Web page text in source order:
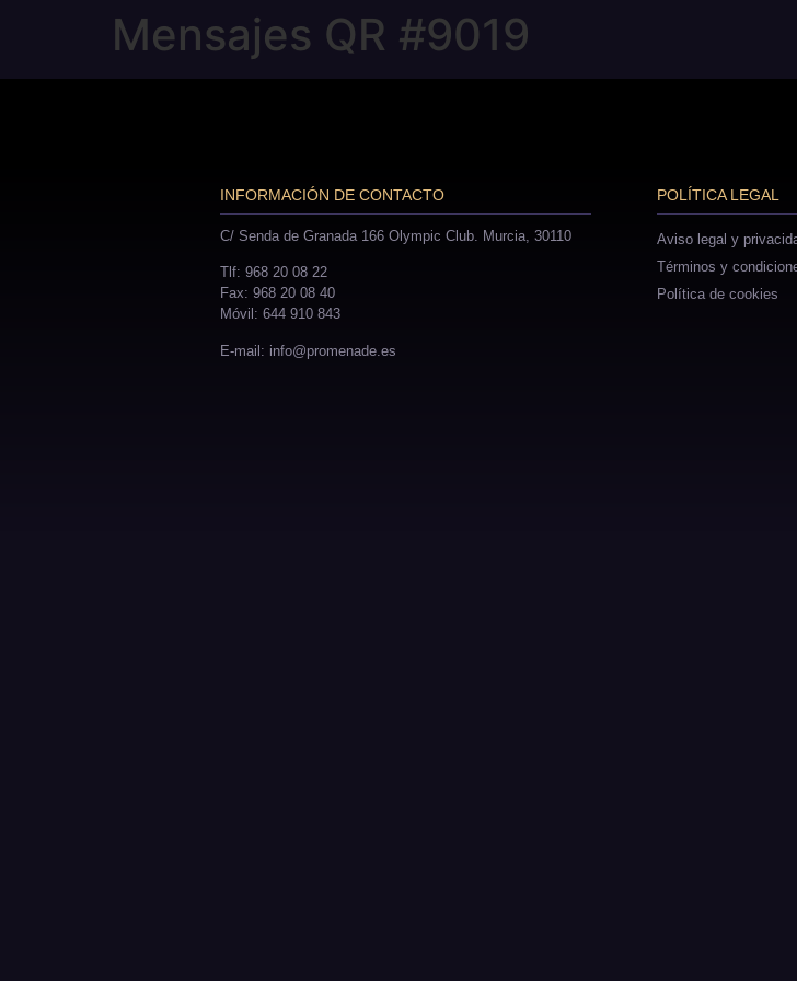
Mensajes QR #9019
INFORMACIÓN DE CONTACTO
C/ Senda de Granada 166 Olympic Club. Murcia, 30110
Tlf: 968 20 08 22
Fax: 968 20 08 40
Móvil: 644 910 843
E-mail: info@promenade.es
POLÍTICA LEGAL
Aviso legal y
Términos y
Política de cookies